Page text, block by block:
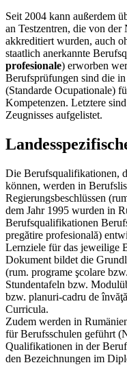
Seit 2004 kann außerdem
an Testzentren, die von
akkreditiert wurden, auch
staatlich anerkannte
profesionale) erworben
Berufsprüfungen sind die
(Standarde Ocupationale)
Kompetenzen. Letztere
Zeugnisses aufgelistet.
Die Berufsqualifikationen,
können, werden in
Regierungsbeschlüssen
dem Jahr 1995 wurden in
Berufsqualifikationen
pregătire profesională)
Lernziele für das jeweilige
Dokument bildet die
(rum. programe şcolare
Stundentafeln bzw.
bzw. planuri-cadru de
Curricula.
Zudem werden in
für Berufsschulen geführt
Qualifikationen in der
den Bezeichnungen im